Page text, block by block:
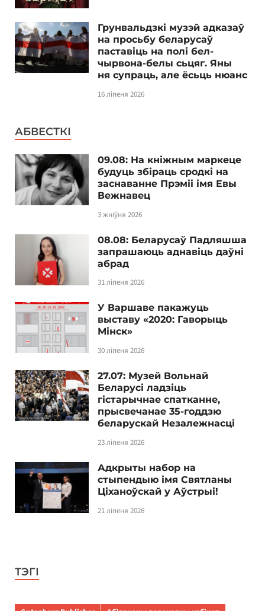
Грунвальдзкі музэй адказаў
на просьбу беларусаў
паставіць на полі бел-
чырвона-белы сьцяг. Яны
ня супраць, але ёсьць нюанс
16 ліпеня 2026
АБВЕСТКІ
09.08: На кніжным маркеце
будуць збіраць сродкі на
заснаванне Прэміі імя Евы
Вежнавец
3 жніўня 2026
08.08: Беларусаў Падляшша
запрашаюць аднавіць даўні
абрад
31 ліпеня 2026
У Варшаве пакажуць
выставу «2020: Гаворыць
Мінск»
30 ліпеня 2026
27.07: Музей Вольнай
Беларусі ладзіць
гістарычнае спатканне,
прысвечанае 35-годдзю
беларускай Незалежнасці
23 ліпеня 2026
Адкрыты набор на
стыпендыю імя Святланы
Ціханоўскай у Аўстрыі!
21 ліпеня 2026
ТЭГІ